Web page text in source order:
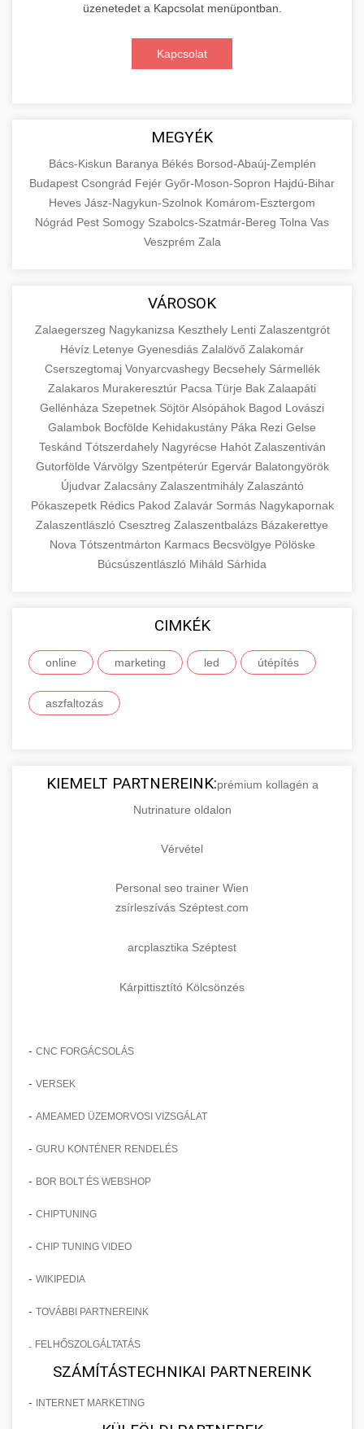
üzenetedet a Kapcsolat menüpontban.
Kapcsolat
MEGYÉK
Bács-Kiskun Baranya Békés Borsod-Abaúj-Zemplén
Budapest Csongrád Fejér Győr-Moson-Sopron Hajdú-Bihar
Heves Jász-Nagykun-Szolnok Komárom-Esztergom
Nógrád Pest Somogy Szabolcs-Szatmár-Bereg Tolna Vas
Veszprém Zala
VÁROSOK
Zalaegerszeg Nagykanizsa Keszthely Lenti Zalaszentgrót
Hévíz Letenye Gyenesdiás Zalalövő Zalakomár
Cserszegtomaj Vonyarcvashegy Becsehely Sármellék
Zalakaros Murakeresztúr Pacsa Türje Bak Zalaapáti
Gellénháza Szepetnek SöjtörAlsópáhok Bagod Lovászi
Galambok Bocfölde Kehidakustány Páka Rezi Gelse
Teskánd Tótszerdahely Nagyrécse Hahót Zalaszentiván
Gutorfölde Várvölgy Szentpéterúr Egervár Balatongyörök
Újudvar Zalacsány Zalaszentmihály Zalaszántó
Pókaszepetk Rédics Pakod Zalavár Sormás Nagykapornak
Zalaszentlászló Csesztreg Zalaszentbalázs Bázakerettye
Nova Tótszentmárton Karmacs Becsvölgye Pölöske
Búcsúszentlászló Miháld Sárhida
CIMKÉK
online marketing led útépítés
aszfaltozás
KIEMELT PARTNEREINK:prémium kollagén a
Nutrinature oldalon
Vérvétel
Personal seo trainer Wien
zsírleszívás Széptest.com
arcplasztika Széptest
Kárpittisztító Kölcsönzés
- CNC FORGÁCSOLÁS
- VERSEK
- AMEAMED ÜZEMORVOSI VIZSGÁLAT
- GURU KONTÉNER RENDELÉS
- BOR BOLT ÉS WEBSHOP
- CHIPTUNING
- CHIP TUNING VIDEO
- WIKIPEDIA
- TOVÁBBI PARTNEREINK
FELHŐSZOLGÁLTATÁS
SZÁMÍTÁSTECHNIKAI PARTNEREINK
- INTERNET MARKETING